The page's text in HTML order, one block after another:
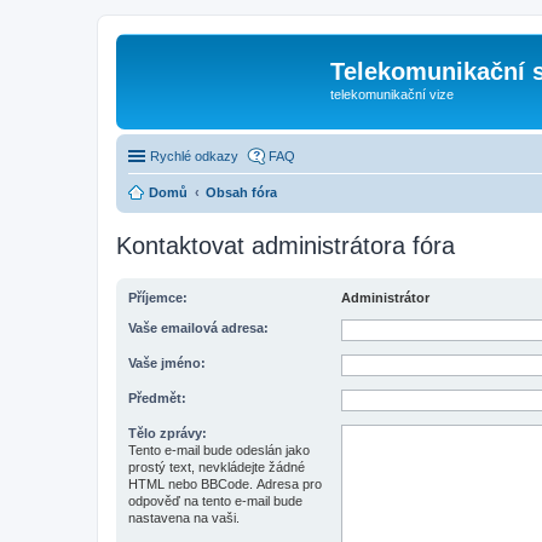
Telekomunikační
telekomunikační vize
Rychlé odkazy FAQ
Domů Obsah fóra
Kontaktovat administrátora fóra
Příjemce: Administrátor
Vaše emailová adresa:
Vaše jméno:
Předmět:
Tělo zprávy:
Tento e-mail bude odeslán jako
prostý text, nevkládejte žádné
HTML nebo BBCode. Adresa pro
odpověď na tento e-mail bude
nastavena na vaši.